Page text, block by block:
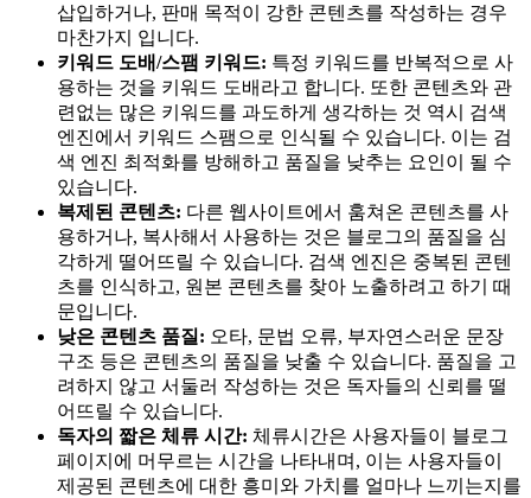
삽입하거나, 판매 목적이 강한 콘텐츠를 작성하는 경우
마찬가지 입니다.
키워드 도배/스팸 키워드: 특정 키워드를 반복적으로 사
용하는 것을 키워드 도배라고 합니다. 또한 콘텐츠와 관
련없는 많은 키워드를 과도하게 생각하는 것 역시 검색
엔진에서 키워드 스팸으로 인식될 수 있습니다. 이는 검
색 엔진 최적화를 방해하고 품질을 낮추는 요인이 될 수
있습니다.
복제된 콘텐츠: 다른 웹사이트에서 훔쳐온 콘텐츠를 사
용하거나, 복사해서 사용하는 것은 블로그의 품질을 심
각하게 떨어뜨릴 수 있습니다. 검색 엔진은 중복된 콘텐
츠를 인식하고, 원본 콘텐츠를 찾아 노출하려고 하기 때
문입니다.
낮은 콘텐츠 품질: 오타, 문법 오류, 부자연스러운 문장
구조 등은 콘텐츠의 품질을 낮출 수 있습니다. 품질을 고
려하지 않고 서둘러 작성하는 것은 독자들의 신뢰를 떨
어뜨릴 수 있습니다.
독자의 짧은 체류 시간: 체류시간은 사용자들이 블로그
페이지에 머무르는 시간을 나타내며, 이는 사용자들이
제공된 콘텐츠에 대한 흥미와 가치를 얼마나 느끼는지를